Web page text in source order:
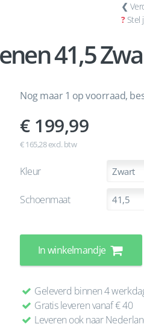
❮
? Stel
41,5
Nog maar 1 op voorraad,
199,99
€ 165,28 excl. btw
Kleur Zwart
Schoenmaat 41,5
In winkelmandje
Geleverd binnen 4
Gratis leveren vanaf € 40
Leveren ook naar